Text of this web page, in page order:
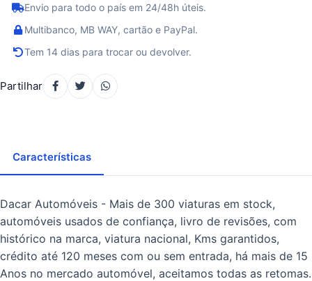
Envio para todo o país em 24/48h úteis.
Multibanco, MB WAY, cartão e PayPal.
Tem 14 dias para trocar ou devolver.
Partilhar
Características
Dacar Automóveis - Mais de 300 viaturas em stock,
automóveis usados de confiança, livro de revisões, com
histórico na marca, viatura nacional, Kms garantidos,
crédito até 120 meses com ou sem entrada, há mais de 15
Anos no mercado automóvel, aceitamos todas as retomas.